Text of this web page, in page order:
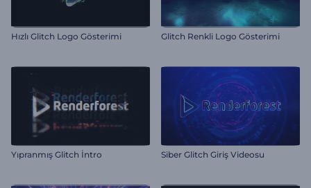
Hızlı Glitch Logo Gösterimi Glitch Renkli Logo Gösterimi
Yıpranmış Glitch İntro Siber Glitch Giriş Videosu